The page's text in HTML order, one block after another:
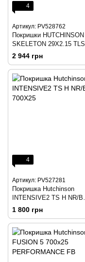
4
Артикул: PV528762
Покришки HUTCHINSON
SKELETON 29X2.15 TLS
RLAB
2 944 грн
4
Артикул: PV527281
Покришка Hutchinson
INTENSIVE2 TS H NR/B
700X25
1 800 грн